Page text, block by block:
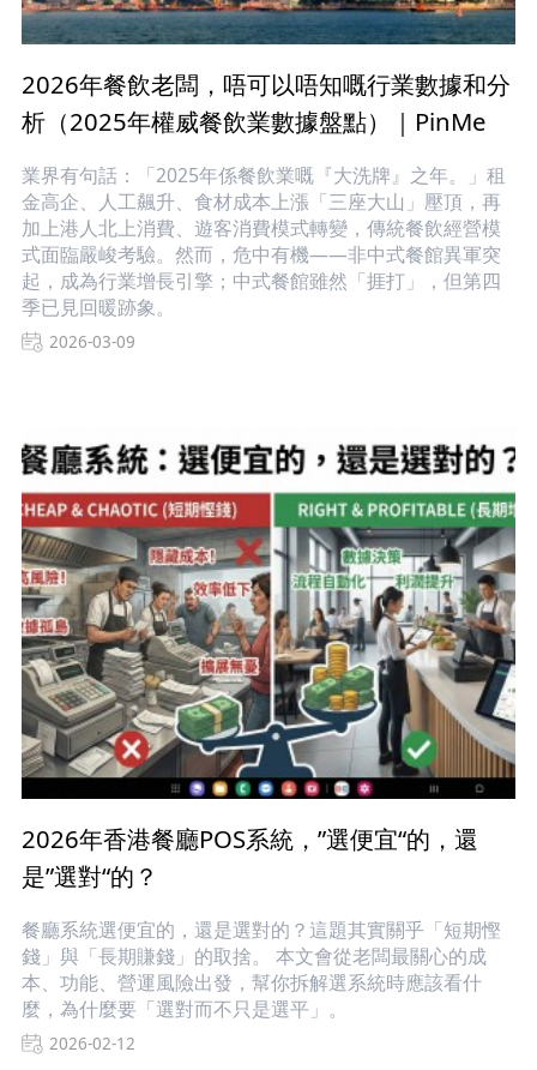
2026年餐飲老闆，唔可以唔知嘅行業數據和分
析（2025年權威餐飲業數據盤點）｜PinMe
業界有句話：「2025年係餐飲業嘅『大洗牌』之年。」租
金高企、人工飆升、食材成本上漲「三座大山」壓頂，再
加上港人北上消費、遊客消費模式轉變，傳統餐飲經營模
式面臨嚴峻考驗。然而，危中有機——非中式餐館異軍突
起，成為行業增長引擎；中式餐館雖然「捱打」，但第四
季已見回暖跡象。
2026-03-09
2026年香港餐廳POS系統，”選便宜“的，還
是”選對“的？
餐廳系統選便宜的，還是選對的？這題其實關乎「短期慳
錢」與「長期賺錢」的取捨。 本文會從老闆最關心的成
本、功能、營運風險出發，幫你拆解選系統時應該看什
麼，為什麼要「選對而不只是選平」。
2026-02-12